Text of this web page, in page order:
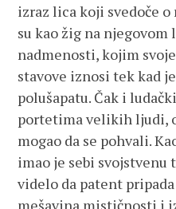
izraz lica koji svedoče
su kao žig na njegovom
nadmenosti, kojim
stavove iznosi tek kad
polušapatu. Čak i
portetima velikih ljudi,
mogao da se pohvali.
imao je sebi svojstvenu
videlo da patent
mešavina mističnosti i